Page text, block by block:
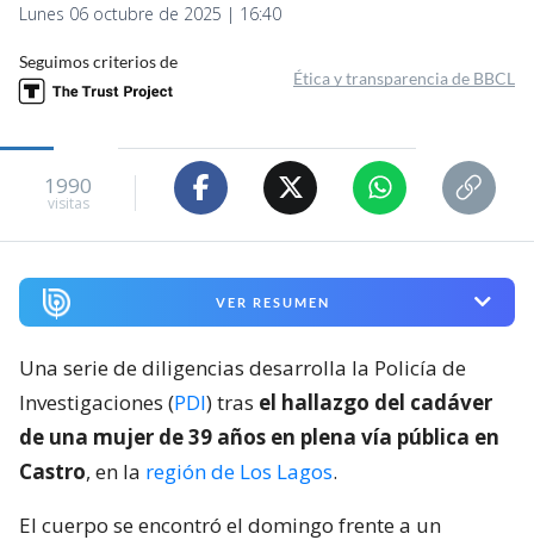
Lunes 06 octubre de 2025 | 16:40
Seguimos criterios de
Ética y transparencia de BBCL
1990
visitas
VER RESUMEN
Una serie de diligencias desarrolla la Policía de
Investigaciones (PDI) tras el hallazgo del cadáver
de una mujer de 39 años en plena vía pública en
Castro, en la región de Los Lagos.
El cuerpo se encontró el domingo frente a un